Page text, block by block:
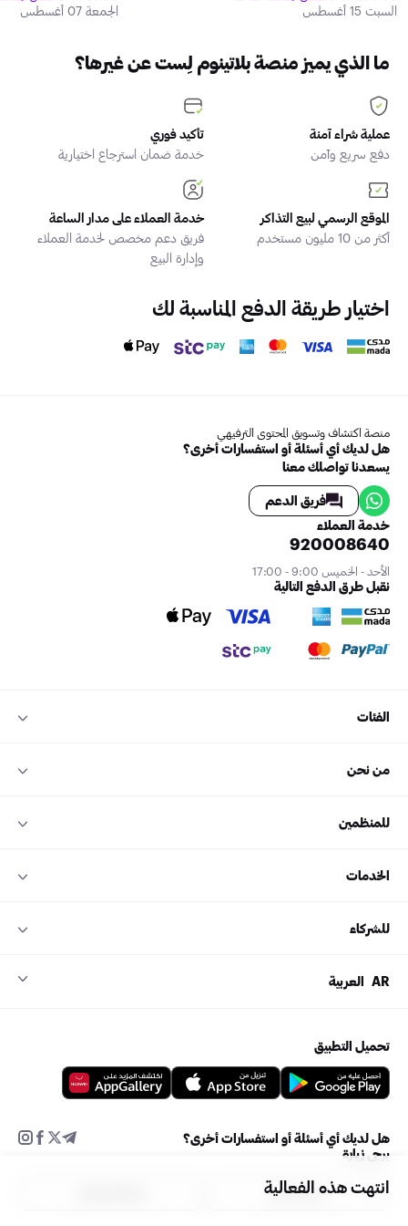
انتهت هذه الفعالية
السبت 15 أغسطس
الجمعة 07 أغسطس
ما الذي يميز منصة بلاتينوم لِست عن غيرها؟
عملية شراء آمنة
دفع سريع وآمن
تأكيد فوري
خدمة ضمان استرجاع اختيارية
الموقع الرسمي لبيع التذاكر
أكثر من 10 مليون مستخدم
خدمة العملاء على مدار الساعة
فريق دعم مخصص لخدمة العملاء
وإدارة البيع
اختيار طريقة الدفع المناسبة لك
منصة اكتشاف وتسويق المحتوى الترفيهي
هل لديك أي أسئلة أو استفسارات أخرى؟
يسعدنا تواصلك معنا
فريق الدعم
خدمة العملاء
920008640
الأحد - الخميس 9:00 - 17:00
نقبل طرق الدفع التالية
الفئات
من نحن
للمنظمين
الخدمات
للشركاء
AR العربية
تحميل التطبيق
هل لديك أي أسئلة أو استفسارات أخرى؟
يرجى زيارة
مركز الدعم